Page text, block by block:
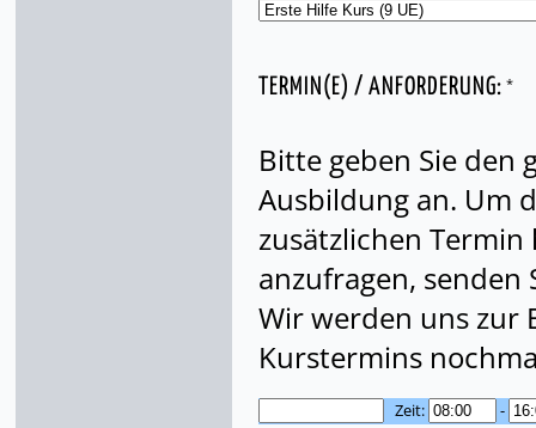
TERMIN(E) / ANFORDERUNG: *
Bitte geben Sie den
Ausbildung an. Um
zusätzlichen
anzufragen, senden
Wir werden uns zur
Kurstermins
Zeit:
-